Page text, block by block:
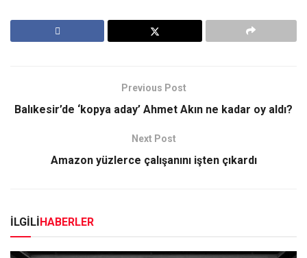
Previous Post
Balıkesir’de ‘kopya aday’ Ahmet Akın ne kadar oy aldı?
Next Post
Amazon yüzlerce çalışanını işten çıkardı
İLGİLİHABERLER